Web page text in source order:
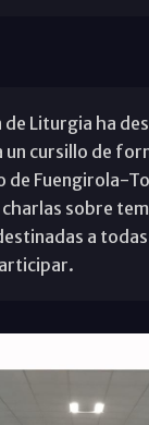
de Liturgia ha
un cursillo de
de Fuengirola-
sobre
a